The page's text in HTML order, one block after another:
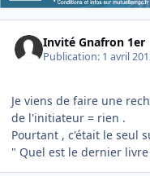
Invité Gnafron 1er
Publication: 1 avril
Je viens de faire une
de l'initiateur = rien .
Pourtant , c'était le seul
" Quel est le dernier